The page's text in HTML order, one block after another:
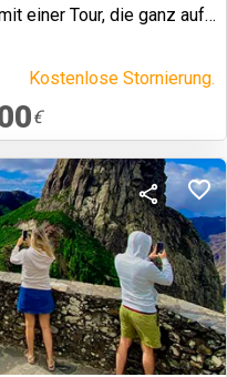
einer Tour, die ganz auf
Kostenlose Stornierung.
€